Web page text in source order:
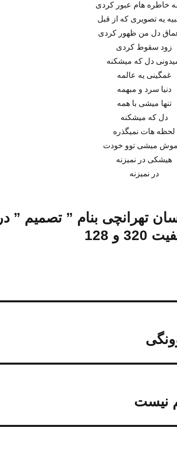
خاطره هام عبور کردی
یه تصویری که از قبل
دل من ظهور کردی
زود سقوط کردی
دل که میشکنه
غمگینی یه عالمه
دنیا سرد و مبهمه
تنها میشی با همه
دل که میشکنه
لحظه هات نمیگذره
میشی توو خودت
هیشکی در نمیزنه
در نمیزنه
تهرانچی بنام ” تصمیم ” در
و 128
نیست